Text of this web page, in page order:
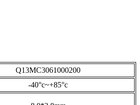
Q13MC3061000200
-40°c~+85°c